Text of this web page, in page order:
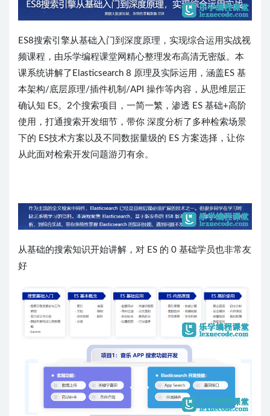
ES8搜索引擎从基础入门到深度原理，实现综合运用实战视
频课程，由乐学编程课堂网精心整理发布高清无密版。本
课系统讲解了Elasticsearch 8 原理及实际运用，涵盖ES 基
本架构/底层原理/插件机制/API 操作等内容，从思维层正
确认知 ES。2个搜索项目，一简一繁，渗透 ES 基础+高阶
使用，打通搜索开发细节，带你 深度分析了多种检索场景
下的 ES技术方案以及不同数据量级的 ES 方案选择，让你
从此面对检索开发问题游刃有余。
从基础的搜索知识开始讲解，对 ES 的 0 基础学员也非常友
好